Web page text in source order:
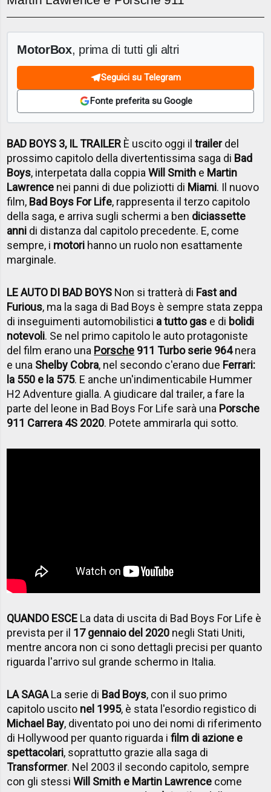
MotorBox, prima di tutti gli altri
Seguici su Telegram
Fonte preferita su Google
BAD BOYS 3, IL TRAILER È uscito oggi iltrailerdel
prossimo capitolo della divertentissima saga di Bad
Boys, interpetata dalla coppiaWill Smith e Martin
Lawrence nei panni di due poliziotti di Miami. Il nuovo
film, Bad Boys For Life, rappresenta il terzo capitolo
della saga, e arriva sugli schermi a ben diciassette
anni di distanza dal capitolo precedente. E, come
sempre, i motori hanno un ruolo non esattamente
marginale.
LE AUTO DI BAD BOYS Non si tratterà di Fast and
Furious, ma la saga di Bad Boys è sempre stata zeppa
di inseguimenti automobilistici a tutto gas e di bolidi
notevoli. Se nel primo capitolo le auto protagoniste
del film erano una Porsche 911 Turbo serie 964nera
e una Shelby Cobra, nel secondo c'erano due Ferrari:
la 550 e la 575. E anche un'indimenticabile Hummer
H2 Adventure gialla. A giudicare dal trailer, a fare la
parte del leone in Bad Boys For Life sarà una Porsche
911 Carrera 4S 2020. Potete ammirarla qui sotto.
QUANDO ESCE La data di uscita di Bad Boys For Life è
prevista per il 17 gennaio del 2020 negli Stati Uniti,
mentre ancora non ci sono dettagli precisi per quanto
riguarda l'arrivo sul grande schermo in Italia.
LA SAGALa serie di Bad Boys, con il suo primo
capitolo uscito nel 1995, è stata l'esordio registico di
Michael Bay, diventato poi uno dei nomi di riferimento
di Hollywood per quanto riguarda ifilm di azione e
spettacolari, soprattutto grazie alla saga di
Transformer. Nel 2003 il secondo capitolo, sempre
con gli stessiWill Smith e Martin Lawrence come